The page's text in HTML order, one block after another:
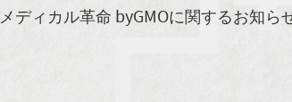
メディカル革命 byGMOに関するお知ら